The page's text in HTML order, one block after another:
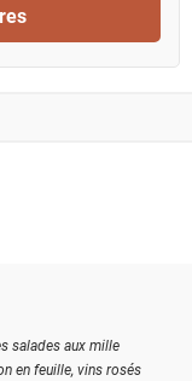
salades aux mille
en feuille, vins rosés